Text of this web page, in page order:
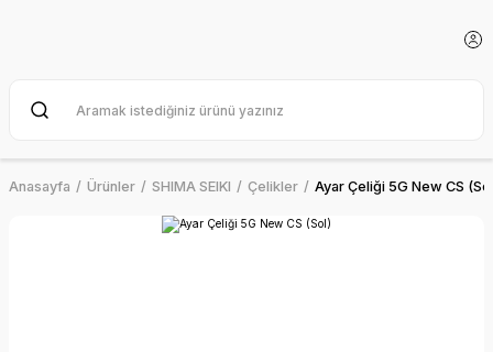
Anasayfa Ürünler SHIMA SEIKI Çelikler Ayar Çeliği 5G New CS